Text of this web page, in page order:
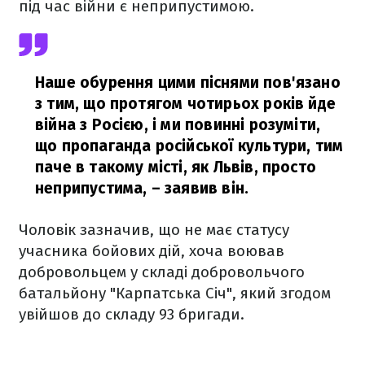
під час війни є неприпустимою.
Наше обурення цими піснями пов'язано
з тим, що протягом чотирьох років йде
війна з Росією, і ми повинні розуміти,
що пропаганда російської культури, тим
паче в такому місті, як Львів, просто
неприпустима, – заявив він.
Чоловік зазначив, що не має статусу
учасника бойових дій, хоча воював
добровольцем у складі добровольчого
батальйону "Карпатська Січ", який згодом
увійшов до складу 93 бригади.